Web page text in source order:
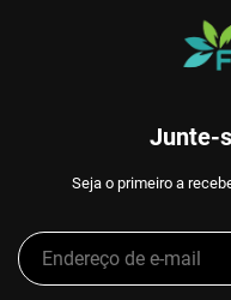
Junte-
Seja o primeiro a